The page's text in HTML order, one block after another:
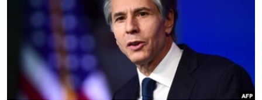
Learning English
СОЦИАЛЬНЫЕ СЕТИ